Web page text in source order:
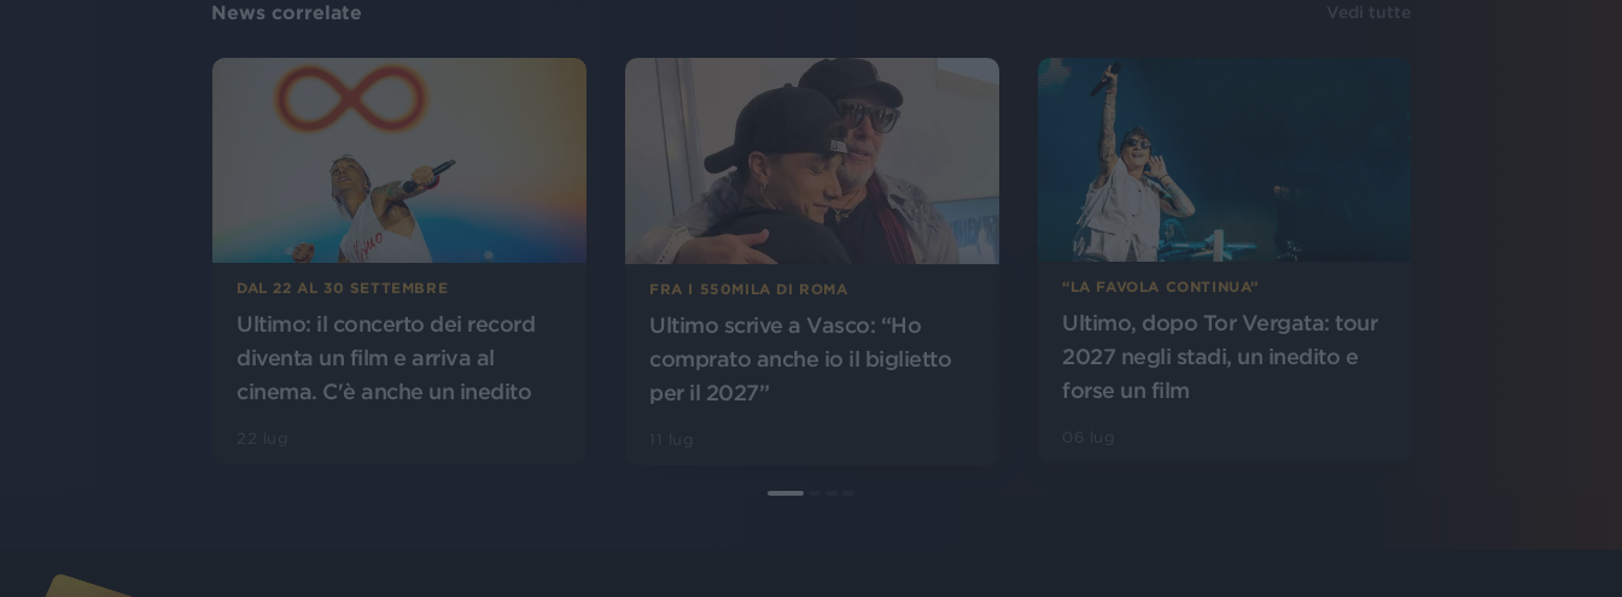
News correlate Vedi tutte
DAL 22 AL 30 SETTEMBRE
Ultimo: il concerto dei record
diventa un film e arriva al
cinema. C'è anche un inedito
FRA I 550MILA DI ROMA
Ultimo scrive a Vasco: “Ho
comprato anche io il biglietto
per il 2027”
“LA FAVOLA CONTINUA”
Ultimo, dopo Tor Vergata: tour
2027 negli stadi, un inedito e
forse un film